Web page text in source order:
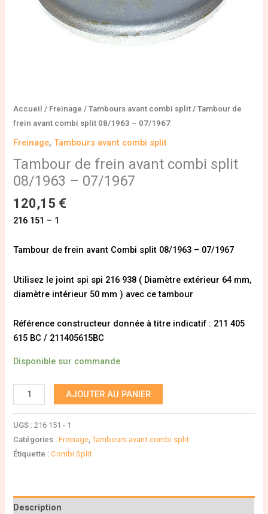
Accueil / Freinage /Tambours avant combi split / Tambour de
frein avant combi split 08/1963 – 07/1967
Freinage,Tambours avant combi split
Tambour de frein avant combi split
08/1963 – 07/1967
120,15 €
216 151 – 1
Tambour de frein avant Combi split 08/1963 – 07/1967
Utilisez le joint spi spi 216 938 ( Diamètre extérieur 64 mm,
diamètre intérieur 50 mm ) avec ce tambour
Référence constructeur donnée à titre indicatif : 211 405
615 BC / 211405615BC
Disponible sur commande
AJOUTER AU PANIER
UGS :216 151 - 1
Catégories :Freinage ,Tambours avant combi split
Étiquette :Combi Split
Description